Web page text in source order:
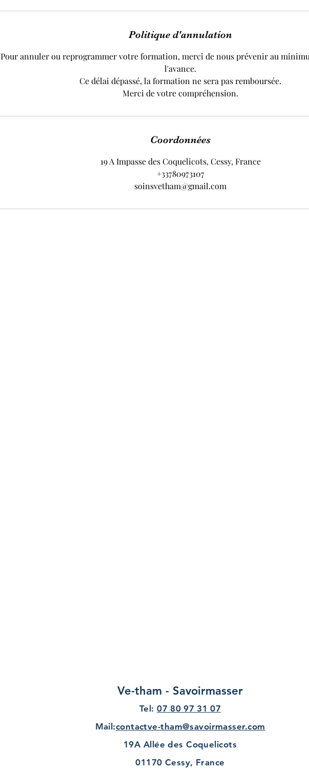
Politique d'annulation
Pour annuler ou reprogrammer votre formation, merci de nous prévenir au
l'avance.
Ce délai dépassé, la formation ne sera pas remboursée.
Merci de votre compréhension.
Coordonnées
19 A Impasse des Coquelicots, Cessy, France
+33780973107
soinsvetham@gmail.com
Ve-tham - Savoirmasser
Tel:07 80 97 31 07
Mail:contactve-tham@savoirmasser.com
19A Allée des Coquelicots
01170 Cessy, France